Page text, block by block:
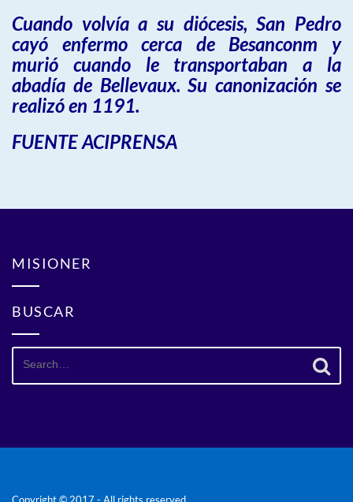
Cuando volvía a su diócesis, San Pedro
cayó enfermo cerca de Besanconm y
murió cuando le transportaban a la
abadía de Bellevaux. Su canonización se
realizó en 1191.
FUENTE ACIPRENSA
MISIONER
BUSCAR
Search